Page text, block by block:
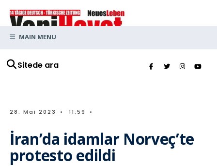
Sitede ara
MAIN MENU
28. Mai 2023 • 11:59 •
İran’da idamlar Norveç’te
protesto edildi